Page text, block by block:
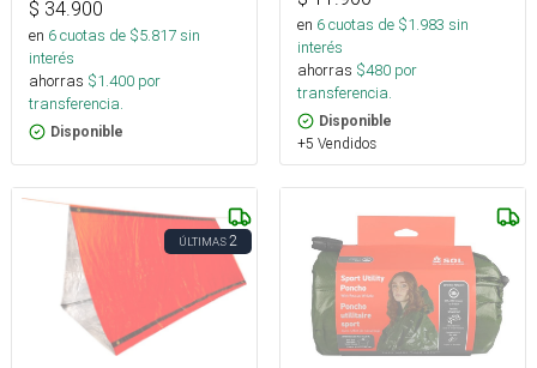
$ 34.900
en 6cuotas de $5.817sin
interés
ahorras $1.400 por
transferencia.
Disponible
en 6cuotas de $1.983 sin
interés
ahorras $480 por
transferencia.
Disponible
+5 Vendidos
ÚLTIMAS2